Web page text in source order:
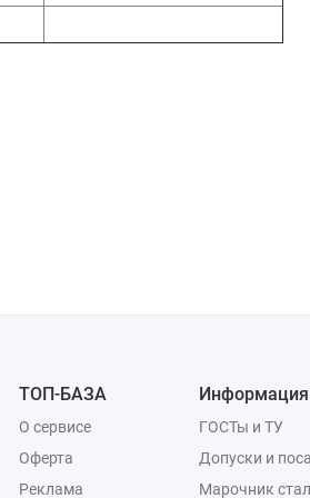
ТОП-БАЗА
О сервисе
Оферта
Реклама
Информация
ГОСТы и ТУ
Допуски и
Марочник